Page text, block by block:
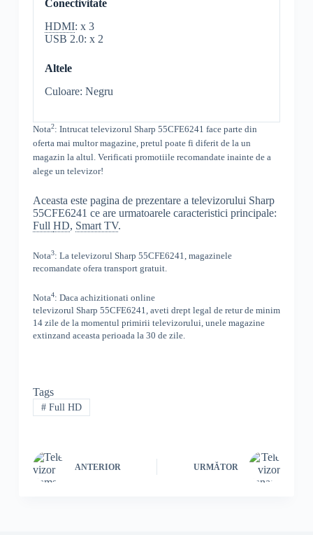
Conectivitate
HDMI: x 3
USB 2.0: x 2
Altele
Culoare: Negru
Nota2: Intrucat televizorul Sharp 55CFE6241 face parte din
oferta mai multor magazine, pretul poate fi diferit de la un
magazin la altul. Verificati promotiile recomandate inainte de a
alege un televizor!
Aceasta este pagina de prezentare a televizorului Sharp
55CFE6241 ce are urmatoarele caracteristici principale:
Full HD, Smart TV.
Nota3: La televizorul Sharp 55CFE6241,magazinele
recomandate ofera transport gratuit.
Nota4: Daca achizitionati online
televizorul Sharp 55CFE6241,aveti drept legal de retur de minim
14 zile de la momentul primirii televizorului, unele magazine
extinzand aceasta perioada la 30 de zile.
Tags
#Full HD
ANTERIOR URMĂTOR